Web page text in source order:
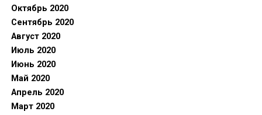
Октябрь 2020
Сентябрь 2020
Август 2020
Июль 2020
Июнь 2020
Май 2020
Апрель 2020
Март 2020